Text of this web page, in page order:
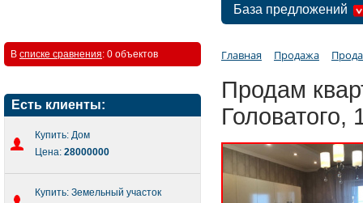
База предложений
В списке сравнения: 0 объектов
Есть клиенты:
Купить: Дом
Цена: 28000000
Купить: Земельный участок
Главная Продажа
Продам
Головатого,